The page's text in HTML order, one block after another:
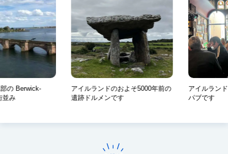
現在の担当講義「哲学」では、さまざまな観点から人間や生き方
について掘り下げ、自分を知ることの重要性を考えていきます。
哲学に難解なイメージを持つ人もいますが、哲学は、自分の中に
生じたさまざまな「問い」について、深く考えることで答えを導
き出していく学問です。いろんなことを問いながら、一緒に「人
間」というものを理解してゆきましょう。
合理的ではないかもしれません。しかし、回り道をしたことで身
についた技術や考え方がたくさんあります。自分の失敗を直視
し、柔軟に考えながら進んできたことで、今があるのではないか
と思います。
の Berwick-
並み
アイルランドのおよそ5000年前の
遺跡ドルメンです
アイルラン
パブです